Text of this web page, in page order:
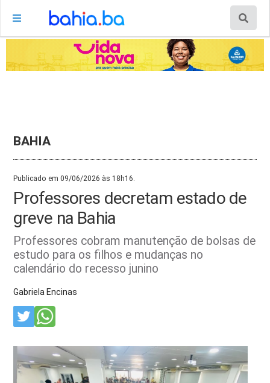
BAHIA
Publicado em 09/06/2026 às 18h16.
Professores decretam estado de
greve na Bahia
Professores cobram manutenção de bolsas de
estudo para os filhos e mudanças no
calendário do recesso junino
Gabriela Encinas